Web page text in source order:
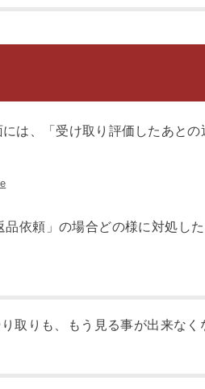
依頼」の場合どの様に対処し
取りも、もう見る事が出来なく